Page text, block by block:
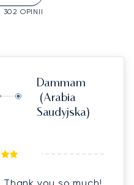
302 OPINII
Dammam
(Arabia
Saudyjska)
you so much!